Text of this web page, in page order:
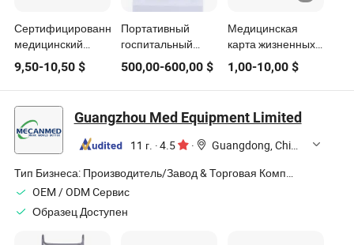
Сертифицированный
медицинский
автоматический
цифровой
тонометр для
измерения
артериального
давления на руку
9,50-10,50 $
Портативный
госпитальный
экстренный
медицинский
монитор пациента
500,00-600,00$
Медицинская
карта жизненных
показателей
пациента в
больнице,
монитор
сердечно-
сосудистой
системы,
1,00-10,00$
Guangzhou Med Equipment Limited
11 г. ·4.5 ·
Guangdong, China
Тип Бизнеса:
Производитель/Завод & Торговая Компания
OEM / ODM Cервис
Образец Доступен